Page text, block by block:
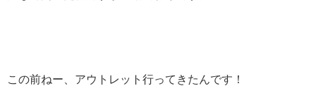
この前ねー、アウトレット行ってきたんです！